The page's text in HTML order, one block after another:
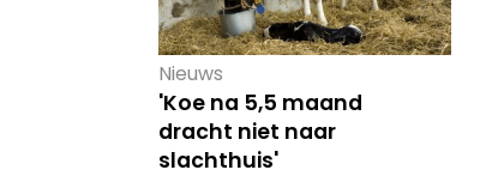
Nieuws
'Koe na 5,5 maand
dracht niet naar
slachthuis'